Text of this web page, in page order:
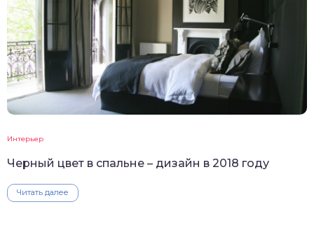
Интерьер
Черный цвет в спальне – дизайн в 2018 году
Читать далее